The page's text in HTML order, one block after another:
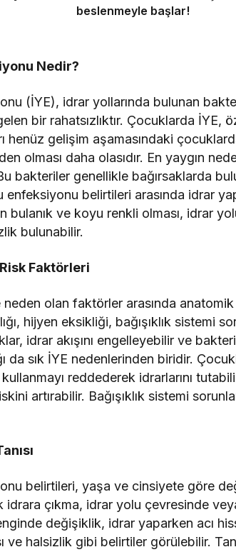
beslenmeyle başlar!
Nedir?
(İYE), idrar yollarında bulunan
bir rahatsızlıktır. Çocuklarda İYE,
henüz gelişim aşamasındaki
olması daha olasıdır. En yaygın
bakteriler genellikle bağırsaklarda
belirtileri arasında idrar
bulanık ve koyu renkli olması, idrar
bulunabilir.
Faktörleri
olan faktörler arasında anatomik
hijyen eksikliği, bağışıklık sistemi
idrar akışını engelleyebilir ve
da sık İYE nedenlerinden biridir.
reddederek idrarlarını
artırabilir. Bağışıklık sistemi
belirtileri, yaşa ve cinsiyete göre
idrara çıkma, idrar yolu çevresinde
değişiklik, idrar yaparken acı
ve halsizlik gibi belirtiler görülebilir.